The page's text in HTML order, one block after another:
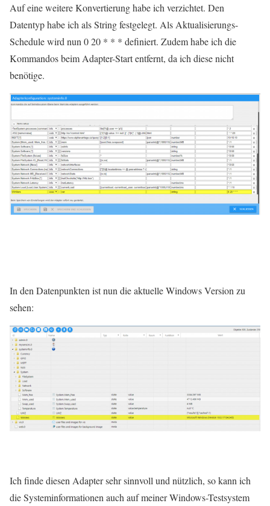
Auf eine weitere Konvertierung habe ich verzichtet. Den
Datentyp habe ich als String festgelegt. Als Aktualisierungs-
Schedule wird nun 0 20 * * * definiert. Zudem habe ich die
Kommandos beim Adapter-Start entfernt, da ich diese nicht
benötige.
In den Datenpunkten ist nun die aktuelle Windows Version zu
sehen:
Ich finde diesen Adapter sehr sinnvoll und nützlich, so kann ich
die Systeminformationen auch auf meiner Windows-Testsystem